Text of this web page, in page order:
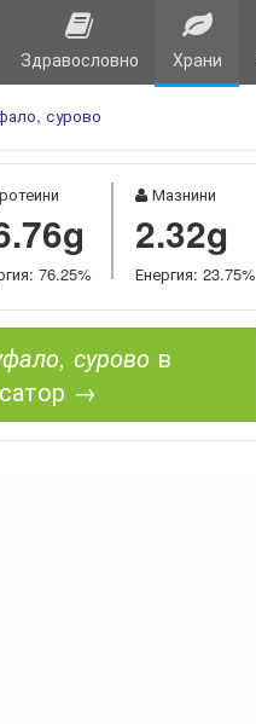
Здравословно Храни
сурово
76.25%
Мазнини
2.32g
Енергия: 23.75%
сурово в
→